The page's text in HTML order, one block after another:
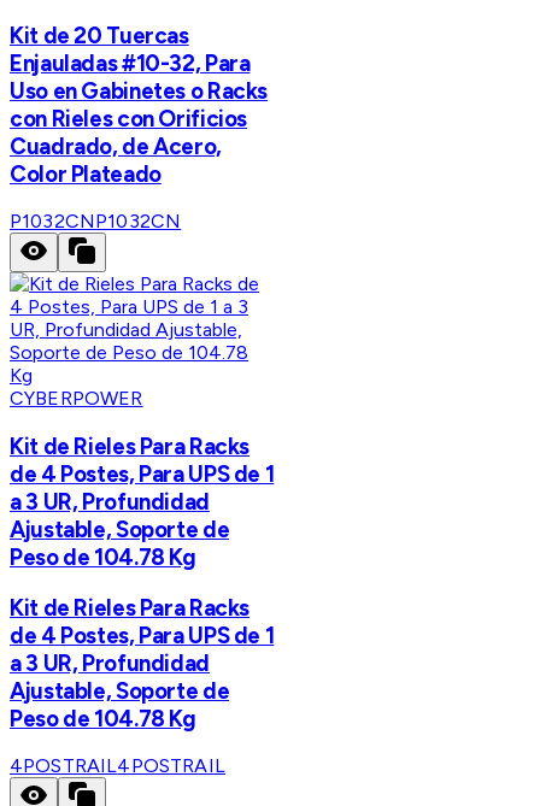
Kit de 20 Tuercas
Enjauladas #10-32, Para
Uso en Gabinetes o Racks
con Rieles con Orificios
Cuadrado, de Acero,
Color Plateado
P1032CNP1032CN
CYBERPOWER
Kit de Rieles Para Racks
de 4 Postes, Para UPS de 1
a 3 UR, Profundidad
Ajustable, Soporte de
Peso de 104.78 Kg
Kit de Rieles Para Racks
de 4 Postes, Para UPS de 1
a 3 UR, Profundidad
Ajustable, Soporte de
Peso de 104.78 Kg
4POSTRAIL4POSTRAIL